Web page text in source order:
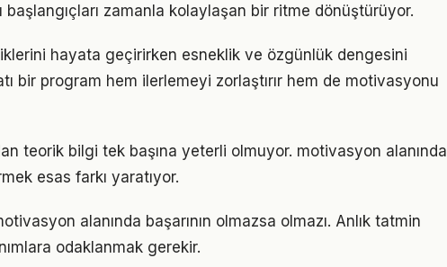
zamanla kolaylaşan bir ritme dönüştürüyor.
hayata geçirirken esneklik ve özgünlük dengesini
bir program hem ilerlemeyi zorlaştırır hem de motivasyonu
teorik bilgi tek başına yeterli olmuyor. motivasyon alanında
esas farkı yaratıyor.
alanında başarının olmazsa olmazı. Anlık tatmin
odaklanmak gerekir.